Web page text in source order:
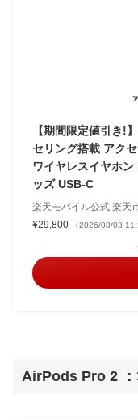
【期間限定値引き!
セリング搭載 アク
ワイヤレスイヤホ
ッズ USB-C
楽天モバイル公式 楽天
¥29,800
（2026/08/03
AirPods Pro 2 ：